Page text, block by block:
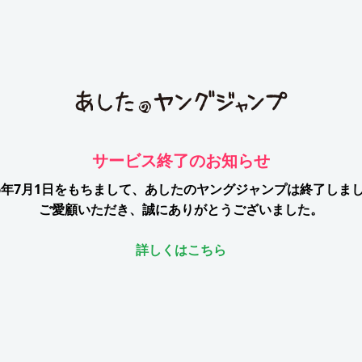
サービス終了のお知らせ
7月1日をもちまして、 あしたのヤングジャンプは終了しま
ご愛顧いただき、誠にありがとうございました。
詳しくはこちら